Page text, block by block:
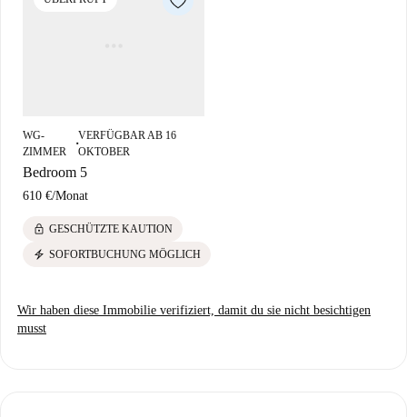
WG-
ZIMMER
■
VERFÜGBAR AB 16
OKTOBER
Bedroom 5
610 €/Monat
lock GESCHÜTZTE KAUTION
electric_bolt SOFORTBUCHUNG MÖGLICH
Wir haben diese Immobilie verifiziert, damit du sie nicht besichtigen
musst